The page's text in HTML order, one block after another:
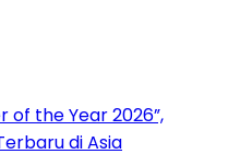
of the Year 2026”,
di Asia